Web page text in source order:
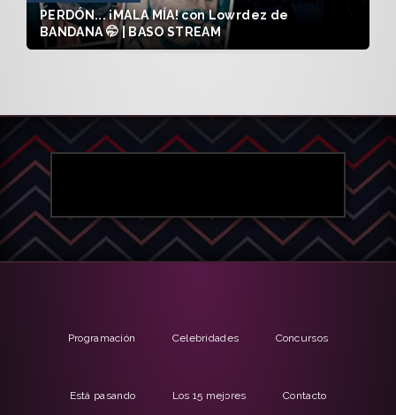
PERDÓN... ¡MALA MÍA! con Lowrdez de
BANDANA 🤭 | BASO STREAM
Programación Celebridades Concursos
Está pasando Los 15 mejores Contacto